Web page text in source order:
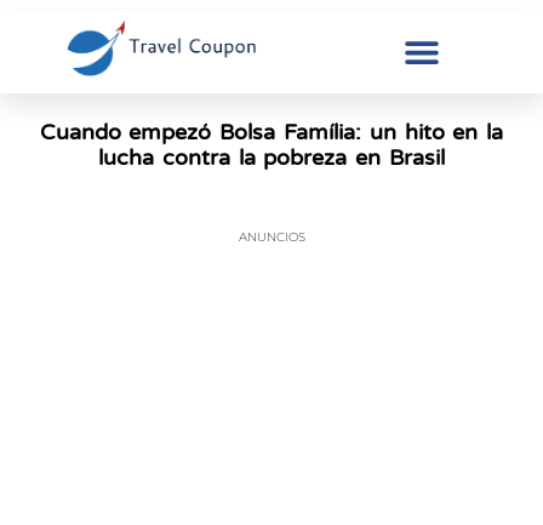
Cuando empezó Bolsa Família: un hito en la
lucha contra la pobreza en Brasil
ANUNCIOS